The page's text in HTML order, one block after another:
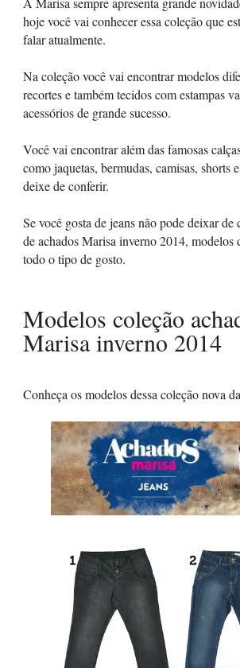
hoje você vai conhecer essa coleção que
falar atualmente.
Na coleção você vai encontrar modelos
recortes e também tecidos com estampas
acessórios de grande sucesso.
Você vai encontrar além das famosas
como jaquetas, bermudas, camisas, shorts
deixe de conferir.
Se você gosta de jeans não pode deixar de
de achados Marisa inverno 2014, modelos
todo o tipo de gosto.
Modelos coleção
Marisa inverno 2014
Conheça os modelos dessa coleção nova